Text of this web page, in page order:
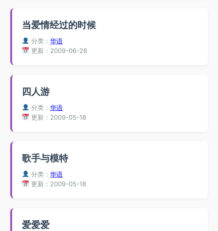
当爱情经过的时候
分类：华语
更新：2009-06-28
四人游
分类：华语
更新：2009-05-18
歌手与模特
分类：华语
更新：2009-05-18
爱爱爱